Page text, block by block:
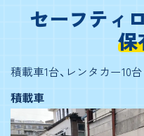
セーフティ
保
積載車1台、レンタカー10台
積載車